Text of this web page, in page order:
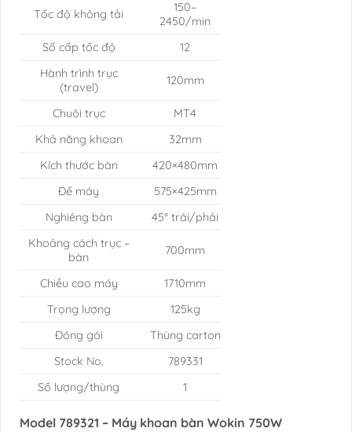
Tốc độ không tải
150–
2450/min
Số cấp tốc độ
12
Hành trình trục
(travel)
120mm
Chuôi trục
MT4
Khả năng khoan
32mm
Kích thước bàn
420×480mm
Đế máy
575×425mm
Nghiêng bàn
45° trái/phải
Khoảng cách trục –
bàn
700mm
Chiều cao máy
1710mm
Trọng lượng
125kg
Đóng gói
Thùng carton
Stock No.
789331
Số lượng/thùng
1
Model 789321 – Máy khoan bàn Wokin 750W